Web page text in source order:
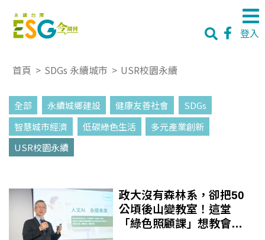
登入
首頁 > SDGs 永續城市 > USR校園永續
全部 永續城鄉建設 健康友善社會
SDGs
智慧城市經濟
低碳綠色生活
多元產業創新
USR校園永續
政大沒有森林系，卻把50
公頃後山變教室！這堂
「綠色照顧課」想教會年